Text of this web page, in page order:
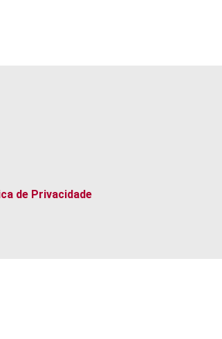
de Privacidade